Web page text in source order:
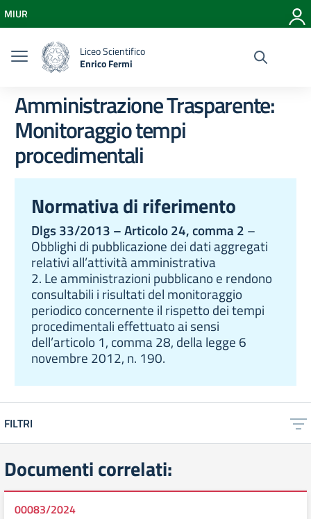
Vai al menu di navigazione
Vai al footer
MIUR
Liceo Scientifico
Enrico Fermi
Amministrazione Trasparente:
Monitoraggio tempi
procedimentali
Normativa di riferimento
Dlgs 33/2013 – Articolo 24, comma 2 –
Obblighi di pubblicazione dei dati aggregati
relativi all’attività amministrativa
2. Le amministrazioni pubblicano e rendono
consultabili i risultati del monitoraggio
periodico concernente il rispetto dei tempi
procedimentali effettuato ai sensi
dell’articolo 1, comma 28, della legge 6
novembre 2012, n. 190.
FILTRI
Documenti correlati:
00083/2024